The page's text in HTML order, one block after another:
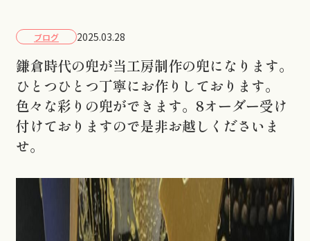
ブログ 2025.03.28
鎌倉時代の兜が当工房制作の兜になります。
ひとつひとつ丁寧にお作りしております。
色々な彩りの兜ができます。8オーダー受け
付けておりますので是非お越しくださいま
せ。